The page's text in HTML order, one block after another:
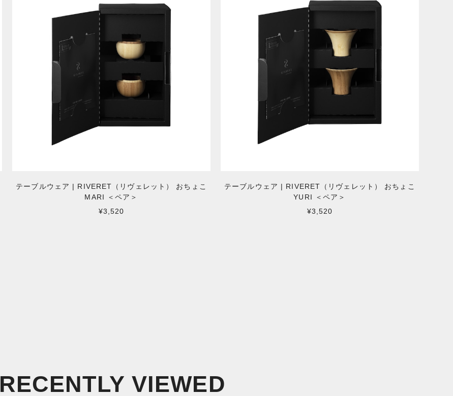
テーブルウェア | RIVERET（リヴェレット） おちょこ
MARI ＜ペア＞
¥3,520
テーブルウェア | RIVERET（リヴェレット） おちょこ
YURI ＜ペア＞
¥3,520
RECENTLY VIEWED